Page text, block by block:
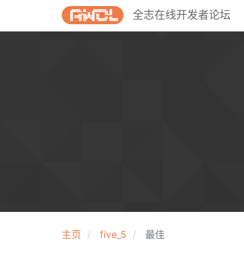
全志在线开发者论坛
主页 five_5 最佳